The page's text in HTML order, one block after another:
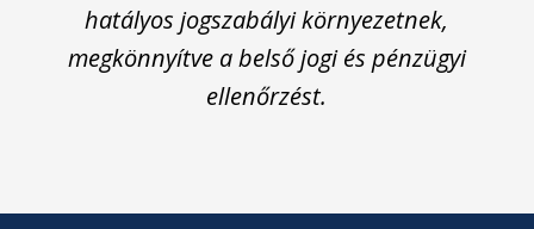
hatályos jogszabályi környezetnek,
megkönnyítve a belső jogi és pénzügyi
ellenőrzést.